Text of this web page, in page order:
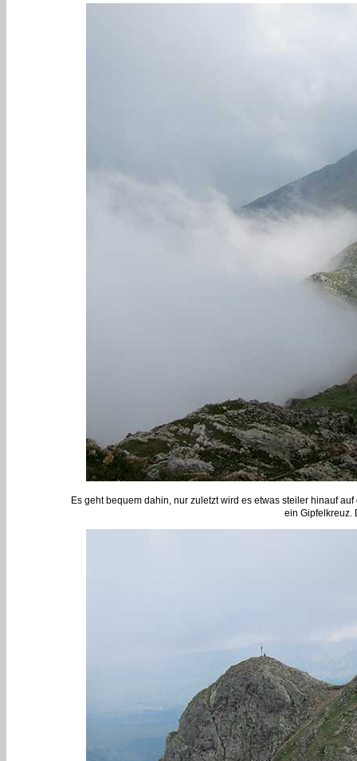
Es geht bequem dahin, nur zuletzt wird es etwas steiler hinauf
ein Gipfelkreuz.